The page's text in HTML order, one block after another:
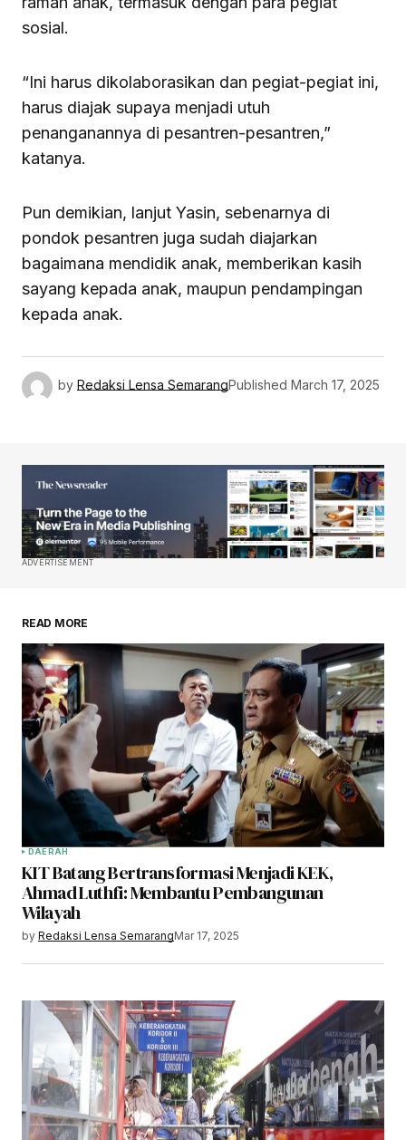
sosial.
“Ini harus dikolaborasikan dan pegiat-pegiat ini,
harus diajak supaya menjadi utuh
penanganannya di pesantren-pesantren,”
katanya.
Pun demikian, lanjut Yasin, sebenarnya di
pondok pesantren juga sudah diajarkan
bagaimana mendidik anak, memberikan kasih
sayang kepada anak, maupun pendampingan
kepada anak.
by Redaksi Lensa SemarangPublished March 17, 2025
ADVERTISEMENT
READ MORE
DAERAH
KIT Batang Bertransformasi Menjadi KEK,
Ahmad Luthfi: Membantu Pembangunan
Wilayah
by Redaksi Lensa SemarangMar 17, 2025